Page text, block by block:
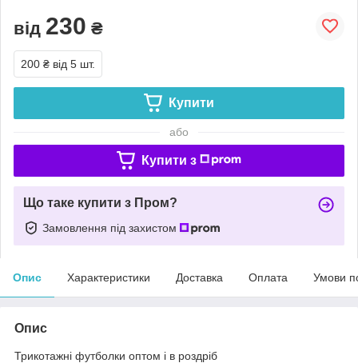
від 230 ₴
200 ₴ від 5 шт.
Купити
або
Купити з
Що таке купити з Пром?
Замовлення під захистом
Опис Характеристики Доставка Оплата Умови
Опис
Трикотажні футболки оптом і в роздріб